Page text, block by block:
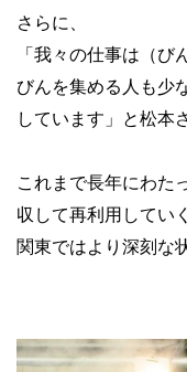
さらに、
「我々の仕事は（び
びんを集める人も少
しています」と松本
これまで長年にわた
収して再利用してい
関東ではより深刻な